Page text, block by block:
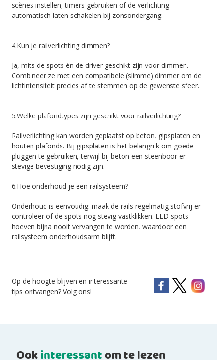
scènes instellen, timers gebruiken of de verlichting
automatisch laten schakelen bij zonsondergang.
4.Kun je railverlichting dimmen?
Ja, mits de spots én de driver geschikt zijn voor dimmen.
Combineer ze met een compatibele (slimme) dimmer om de
lichtintensiteit precies af te stemmen op de gewenste sfeer.
5.Welke plafondtypes zijn geschikt voor railverlichting?
Railverlichting kan worden geplaatst op beton, gipsplaten en
houten plafonds. Bij gipsplaten is het belangrijk om goede
pluggen te gebruiken, terwijl bij beton een steenboor en
stevige bevestiging nodig zijn.
6.Hoe onderhoud je een railsysteem?
Onderhoud is eenvoudig: maak de rails regelmatig stofvrij en
controleer of de spots nog stevig vastklikken. LED-spots
hoeven bijna nooit vervangen te worden, waardoor een
railsysteem onderhoudsarm blijft.
Op de hoogte blijven en interessante
tips ontvangen? Volg ons!
Ookinteressantom te lezen